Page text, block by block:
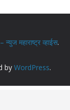
महाराष्ट्र व्हाईस.
by WordPress.